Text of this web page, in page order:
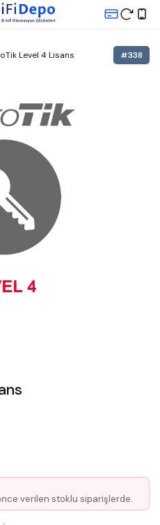
Level 4 Lisans #338
verilen stoklu siparişlerde.